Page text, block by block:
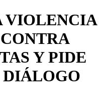
VIOLENCIA
Y PIDE